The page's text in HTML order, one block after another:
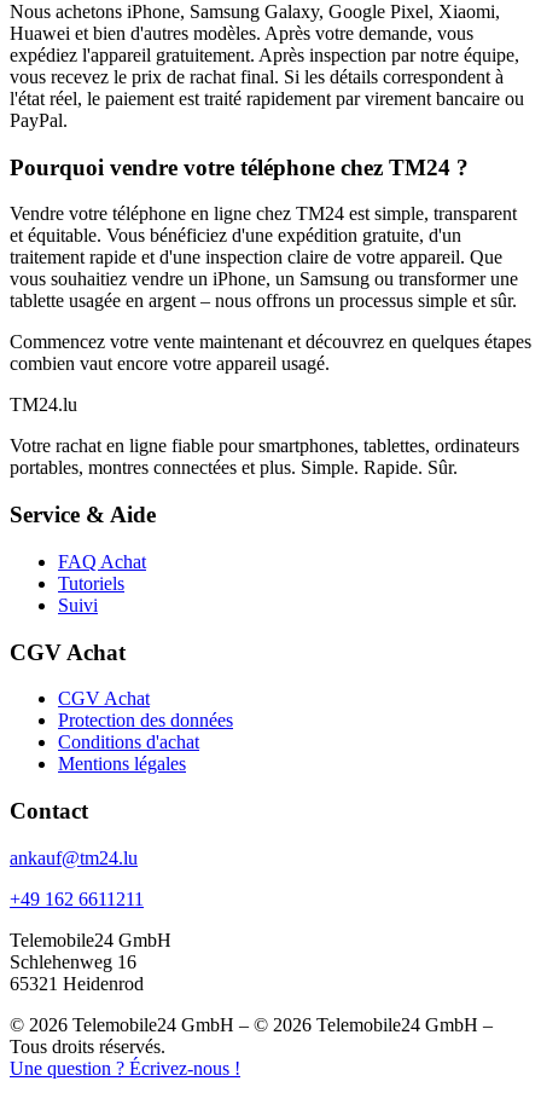
Nous achetons iPhone, Samsung Galaxy, Google Pixel, Xiaomi,
Huawei et bien d'autres modèles. Après votre demande, vous
expédiez l'appareil gratuitement. Après inspection par notre équipe,
vous recevez le prix de rachat final. Si les détails correspondent à
l'état réel, le paiement est traité rapidement par virement bancaire ou
PayPal.
Pourquoi vendre votre téléphone chez TM24 ?
Vendre votre téléphone en ligne chez TM24 est simple, transparent
et équitable. Vous bénéficiez d'une expédition gratuite, d'un
traitement rapide et d'une inspection claire de votre appareil. Que
vous souhaitiez vendre un iPhone, un Samsung ou transformer une
tablette usagée en argent – nous offrons un processus simple et sûr.
Commencez votre vente maintenant et découvrez en quelques étapes
combien vaut encore votre appareil usagé.
TM24.lu
Votre rachat en ligne fiable pour smartphones, tablettes, ordinateurs
portables, montres connectées et plus. Simple. Rapide. Sûr.
Service & Aide
FAQ Achat
Tutoriels
Suivi
CGV Achat
CGV Achat
Protection des données
Conditions d'achat
Mentions légales
Contact
ankauf@tm24.lu
+49 162 6611211
Telemobile24 GmbH
Schlehenweg 16
65321 Heidenrod
© 2026 Telemobile24 GmbH – © 2026 Telemobile24 GmbH –
Tous droits réservés.
Une question ? Écrivez-nous !